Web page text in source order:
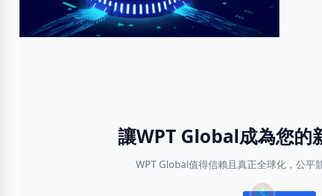
讓WPT Global成為您的
WPT Global值得信賴且真正全球化，公平